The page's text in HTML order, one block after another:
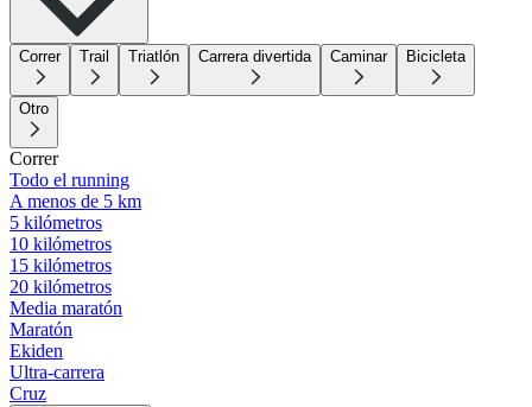
Correr Trail Triatlón Carrera divertida Caminar Bicicleta
Otro
Correr
Todo el running
A menos de 5 km
5 kilómetros
10 kilómetros
15 kilómetros
20 kilómetros
Media maratón
Maratón
Ekiden
Ultra-carrera
Cruz